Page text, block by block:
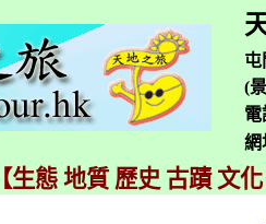
屯
(
電
【生態 地質 歷史 古蹟 文